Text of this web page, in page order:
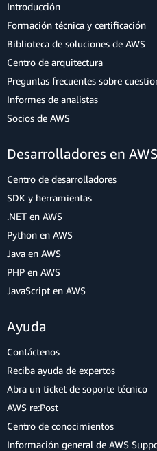
Introducción
Formación técnica y certificación
Biblioteca de soluciones de AWS
Centro de arquitectura
Preguntas frecuentes sobre
Informes de analistas
Socios de AWS
Desarrolladores en AWS
Centro de desarrolladores
SDK y herramientas
.NET en AWS
Python en AWS
Java en AWS
PHP en AWS
JavaScript en AWS
Ayuda
Contáctenos
Reciba ayuda de expertos
Abra un ticket de soporte técnico
AWS re:Post
Centro de conocimientos
Información general de AWS